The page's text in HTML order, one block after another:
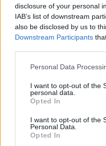
disclosure of your personal
IAB’s list of downstream
also be disclosed by us to
Downstream Participants
Personal Data
I want to opt-out of the
personal data.
Opted In
I want to opt-out of the
Personal Data.
Opted In
ΧΩΡΙΑ
Έσβησε ένα ξεχωριστό
της ιστορίας του
Θλίψη για την απώλεια
Ελευθέριου Συκά, του
που συνέδεσε το όνομά
ευγένεια και τη
Φωτιά σε ξερά χόρτα
Παράλληλα, σε βάρος του
επιβλήθηκε διοικητικό
ύψους 1.804,68 ευρώ